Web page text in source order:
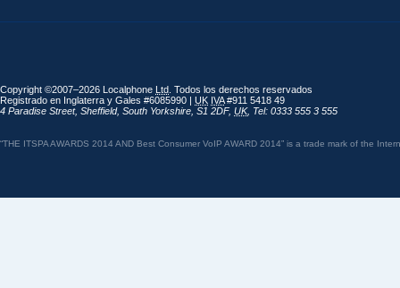
Copyright ©2007–2026 Localphone Ltd . Todos los derechos reservados
Registrado en Inglaterra y Gales #6085990 | UK IVA#911 5418 49
4 Paradise Street, Sheffield, South Yorkshire S1 2DF, UK, Tel: 0333 555 3 555
“THE ITSPA AWARDS 2014 AND Best Consumer VoIP AWARD 2014” is a trade mark of the